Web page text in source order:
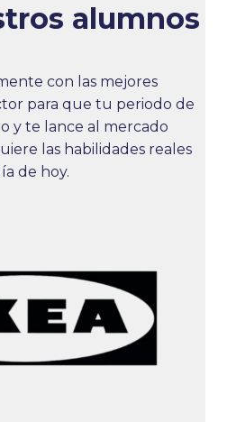
alumnos
con las mejores
para que tu periodo de
y te lance al mercado
las habilidades reales
de hoy.